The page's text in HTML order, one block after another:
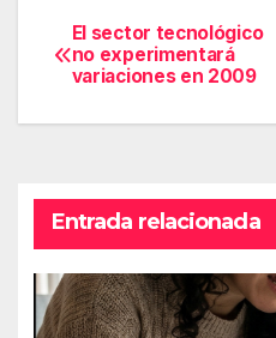
Navegación
de
El sector tecnológico
no experimentará
variaciones en 2009
Entrada relacionada